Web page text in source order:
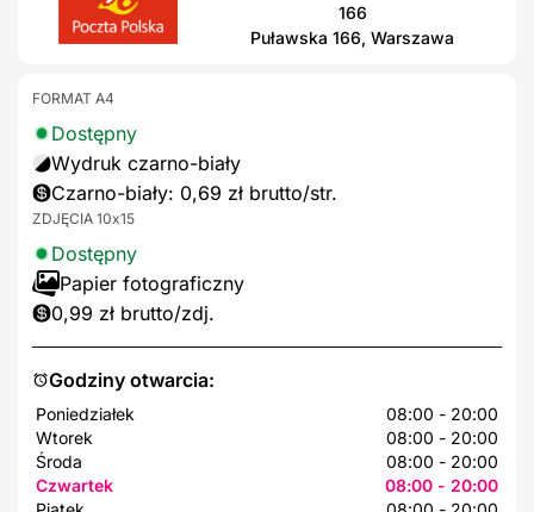
166
Puławska 166, Warszawa
Godziny otwarcia:
Poniedziałek
08:00 - 20:00
Wtorek
08:00 - 20:00
Środa
08:00 - 20:00
Czwartek
08:00 - 20:00
FORMAT A4
Dostępny
Wydruk czarno-biały
Czarno-biały: 0,69 zł brutto/str.
ZDJĘCIA 10x15
Dostępny
Papier fotograficzny
0,99 zł brutto/zdj.